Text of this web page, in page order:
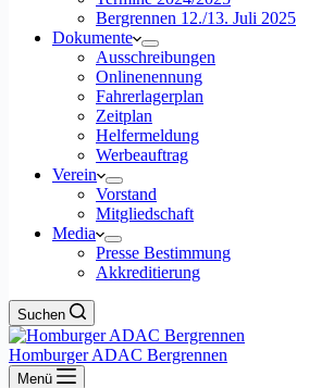
Bergrennen 12./13. Juli 2025
Dokumente
Ausschreibungen
Onlinenennung
Fahrerlagerplan
Zeitplan
Helfermeldung
Werbeauftrag
Verein
Vorstand
Mitgliedschaft
Media
Presse Bestimmung
Akkreditierung
Suchen
Homburger ADAC Bergrennen
Menü